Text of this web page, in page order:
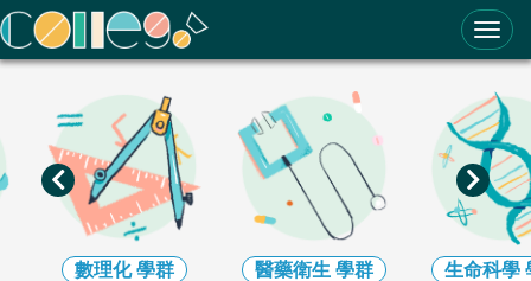
ColleGo! 大學選才與高中育才輔助系統
數理化學群 醫藥衛生 學群 生命科學